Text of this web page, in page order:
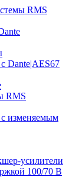
RMS
Dante|AES67
RMS
изменяемым
усилители
100/70 В